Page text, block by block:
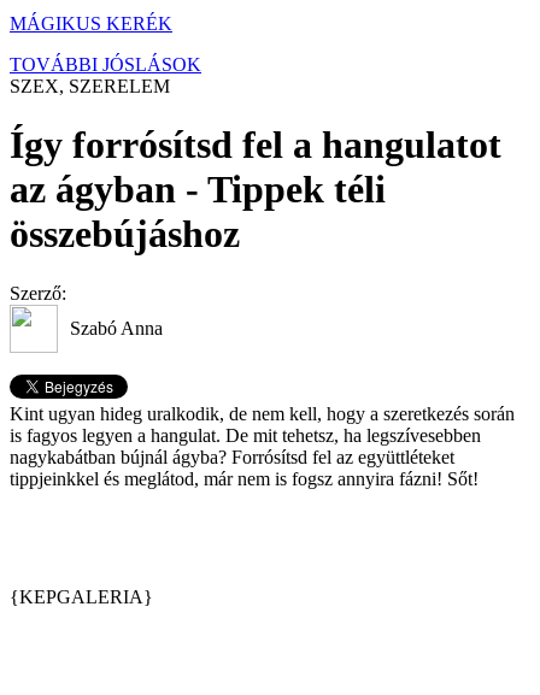
MÁGIKUS KERÉK
TOVÁBBI JÓSLÁSOK
SZEX, SZERELEM
Így forrósítsd fel a hangulatot
az ágyban - Tippek téli
összebújáshoz
Szerző:
Szabó Anna
Kint ugyan hideg uralkodik, de nem kell, hogy a szeretkezés során
is fagyos legyen a hangulat. De mit tehetsz, ha legszívesebben
nagykabátban bújnál ágyba? Forrósítsd fel az együttléteket
tippjeinkkel és meglátod, már nem is fogsz annyira fázni! Sőt!
{KEPGALERIA}